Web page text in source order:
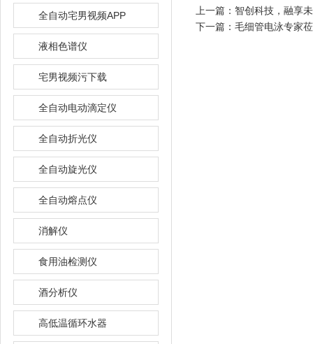
全自动宅男视频APP
液相色谱仪
宅男视频污下载
全自动电动滴定仪
全自动折光仪
全自动旋光仪
全自动熔点仪
消解仪
食用油检测仪
酒分析仪
高低温循环水器
上一篇： 智创科技，
下一篇： 毛细管电泳专家莅